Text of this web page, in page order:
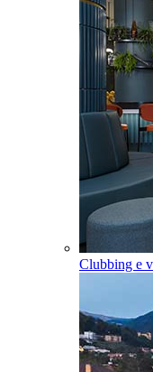
Clubbing e